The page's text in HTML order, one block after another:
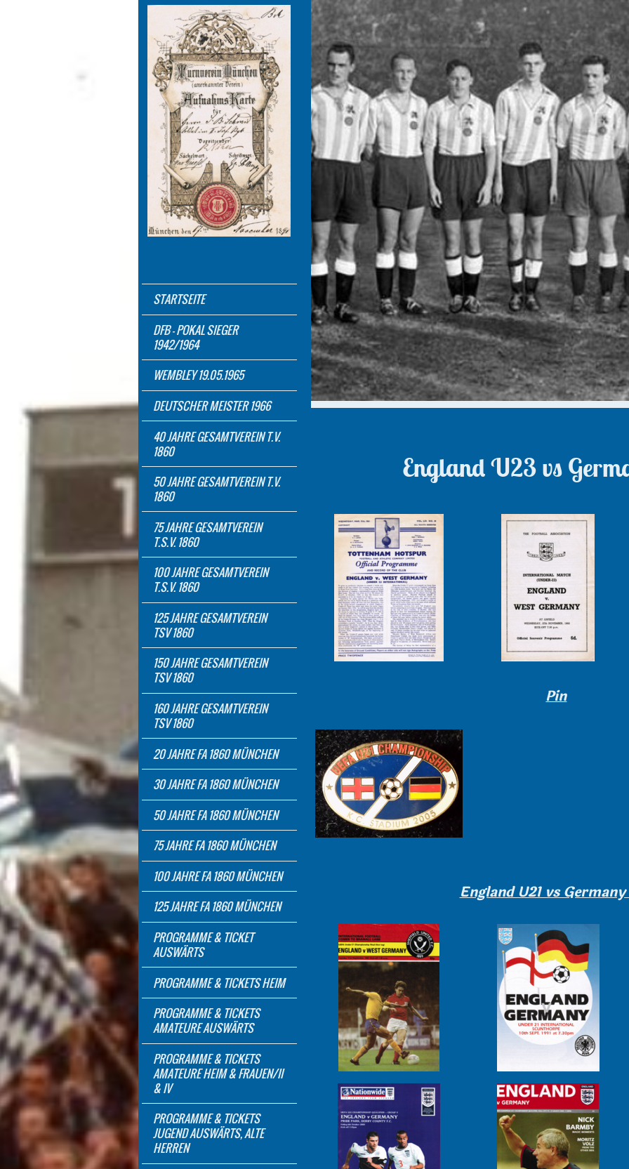
STARTSEITE
DFB - POKAL SIEGER
1942/1964
WEMBLEY 19.05.1965
DEUTSCHER MEISTER 1966
40 JAHRE GESAMTVEREIN T.V.
1860
50 JAHRE GESAMTVEREIN T.V.
1860
75 JAHRE GESAMTVEREIN
T.S.V. 1860
100 JAHRE GESAMTVEREIN
T.S.V. 1860
125 JAHRE GESAMTVEREIN
TSV 1860
150 JAHRE GESAMTVEREIN
TSV 1860
160 JAHRE GESAMTVEREIN
TSV 1860
20 JAHRE FA 1860 MÜNCHEN
30 JAHRE FA 1860 MÜNCHEN
50 JAHRE FA 1860 MÜNCHEN
75 JAHRE FA 1860 MÜNCHEN
100 JAHRE FA 1860 MÜNCHEN
125 JAHRE FA 1860 MÜNCHEN
PROGRAMME & TICKET
AUSWÄRTS
PROGRAMME & TICKETS HEIM
PROGRAMME & TICKETS
AMATEURE AUSWÄRTS
PROGRAMME & TICKETS
AMATEURE HEIM & FRAUEN/II
& IV
PROGRAMME & TICKETS
JUGEND AUSWÄRTS, ALTE
HERREN
England U23 vs
Pin
England U21 vs Germany